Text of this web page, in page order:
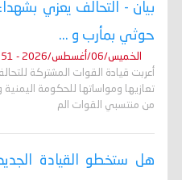
بيان - التحالف يعزي
حوثي بمأرب و ...
الخميس/06/أغسطس/2026 - 11:51 م
أعربت قيادة القوات المشتركة
تعازيها ومواساتها للحكومة
من منتسبي القوات الم
هل ستخطو القيادة